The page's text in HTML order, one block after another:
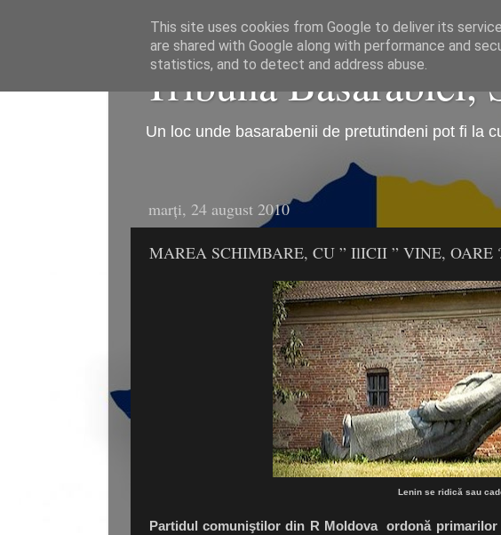
Tribuna Basarabiei,
Un loc unde basarabenii de pretutindeni pot fi la
marți, 24 august 2010
MAREA SCHIMBARE, CU ” IlICII ” VINE, OARE
Lenin se ridică sau
Partidul comuniştilor din R Moldova ordonă
This site uses cookies from Google to deliver its
are shared with Google along with performance and
statistics, and to detect and address abuse.